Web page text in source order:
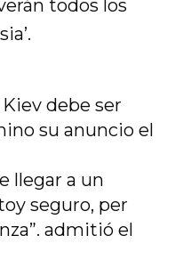
todos los
debe ser
su anuncio el
llegar a un
seguro, per
admitió el